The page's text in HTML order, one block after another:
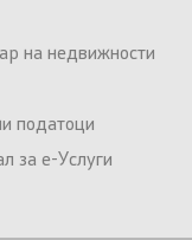
на недвижности
податоци
за е-Услуги